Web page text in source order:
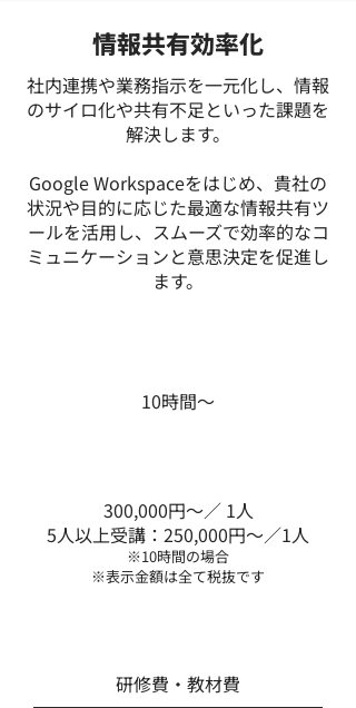
情報共有効率化
社内連携や業務指示を一元化し、情報
のサイロ化や共有不足といった課題を
解決します。
Google Workspaceをはじめ、貴社の
状況や目的に応じた最適な情報共有ツ
ールを活用し、スムーズで効率的なコ
ミュニケーションと意思決定を促進し
ます。
10時間～
300,000円～／ 1人
5人以上受講：250,000円～／1人
※10時間の場合
​※表示金額は全て税抜です
研修費・教材費